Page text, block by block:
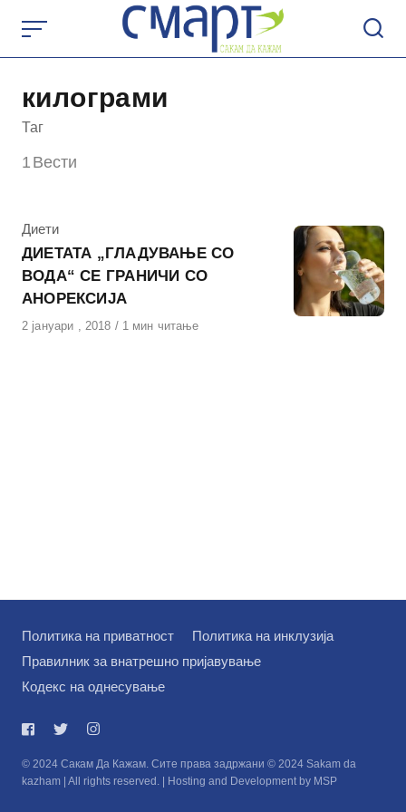
content
килограми
Таг
1 Вести
КАтегорија
Диети
ДИЕТАТА „ГЛАДУВАЊЕ СО
ВОДА“ СЕ ГРАНИЧИ СО
АНОРЕКСИЈА
Објавено
2 јануари , 2018 1 мин читање
Политика на приватност
Политика на инклузија
Правилник за внатрешно пријавување
Кодекс на однесување
© 2024 Сакам Да Кажам. Сите права задржани © 2024 Sakam da
kazham | All rights reserved. | Hosting and Development by MSP